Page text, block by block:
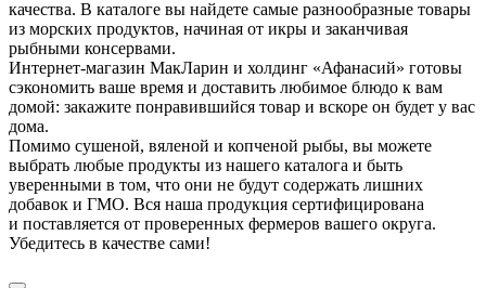
качества. В каталоге вы найдете самые разнообразные товары
из морских продуктов, начиная от икры и заканчивая
рыбными консервами.
Интернет-магазин МакЛарин и холдинг «Афанасий» готовы
сэкономить ваше время и доставить любимое блюдо к вам
домой: закажите понравившийся товар и вскоре он будет у вас
дома.
Помимо сушеной, вяленой и копченой рыбы, вы можете
выбрать любые продукты из нашего каталога и быть
уверенными в том, что они не будут содержать лишних
добавок и ГМО. Вся наша продукция сертифицирована
и поставляется от проверенных фермеров вашего округа.
Убедитесь в качестве сами!